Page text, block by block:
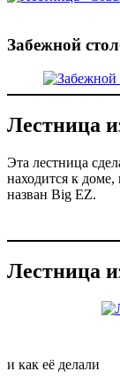
Забежной
Лестница
Эта лестница
находится к доме,
назван Big EZ.
Лестница
и как её делали